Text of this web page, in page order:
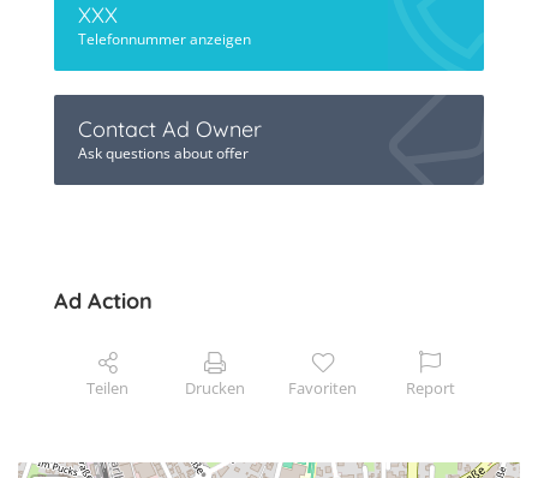
XXX
Telefonnummer anzeigen
Contact Ad Owner
Ask questions about offer
Ad Action
Teilen Drucken Favoriten Report